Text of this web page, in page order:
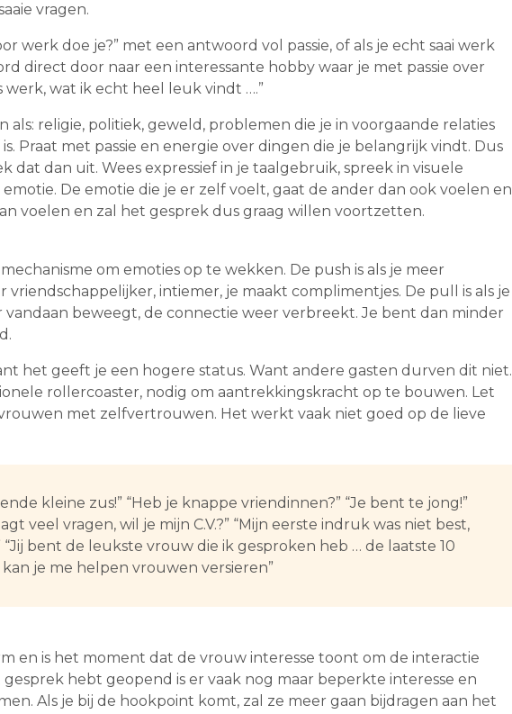
vragen.
werk doe je?” met een antwoord vol passie, of als je echt saai werk
direct door naar een interessante hobby waar je met passie over
werk, wat ik echt heel leuk vindt ….”
als: religie, politiek, geweld, problemen die je in voorgaande relaties
Praat met passie en energie over dingen die je belangrijk vindt. Dus
dat dan uit. Wees expressief in je taalgebruik, spreek in visuele
De emotie die je er zelf voelt, gaat de ander dan ook voelen en
voelen en zal het gesprek dus graag willen voortzetten.
om emoties op te wekken. De push is als je meer
intiemer, je maakt complimentjes. De pull is als je
beweegt, de connectie weer verbreekt. Je bent dan minder
het geeft je een hogere status. Want andere gasten durven dit niet.
rollercoaster, nodig om aantrekkingskracht op te bouwen. Let
met zelfvertrouwen. Het werkt vaak niet goed op de lieve
kleine zus!” “Heb je knappe vriendinnen?” “Je bent te jong!”
veel vragen, wil je mijn C.V.?” “Mijn eerste indruk was niet best,
“Jij bent de leukste vrouw die ik gesproken heb … de laatste 10
je me helpen vrouwen versieren”
en is het moment dat de vrouw interesse toont om de interactie
hebt geopend is er vaak nog maar beperkte interesse en
Als je bij de hookpoint komt, zal ze meer gaan bijdragen aan het